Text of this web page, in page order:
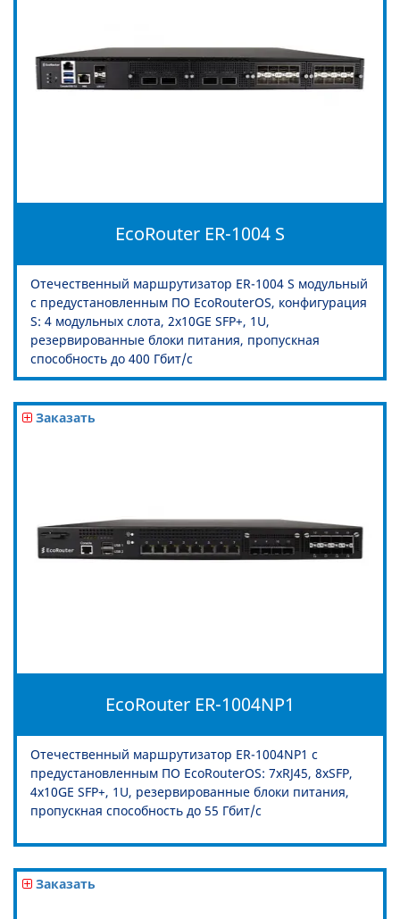
EcoRouter ER-1004 S
Отечественный маршрутизатор ER-1004 S модульный
с предустановленным ПО EcoRouterOS, конфигурация
S: 4 модульных слота, 2x10GE SFP+, 1U,
резервированные блоки питания, пропускная
способность до 400 Гбит/c
Заказать
EcoRouter ER-1004NP1
Отечественный маршрутизатор ER-1004NP1 с
предустановленным ПО EcoRouterOS: 7xRJ45, 8xSFP,
4x10GE SFP+, 1U, резервированные блоки питания,
пропускная способность до 55 Гбит/c
Заказать